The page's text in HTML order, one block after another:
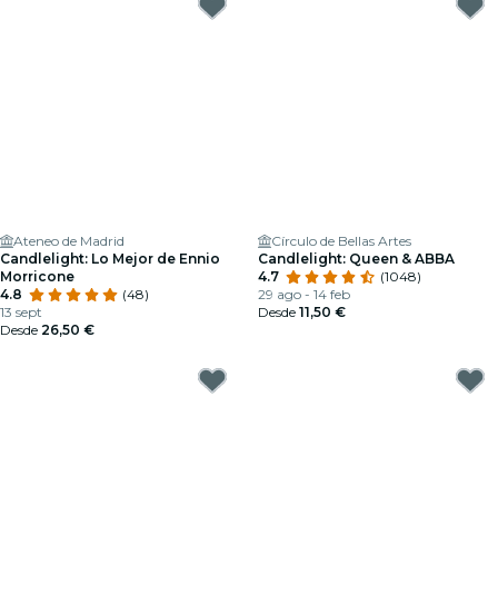
Ateneo de Madrid
Candlelight: Lo Mejor de Ennio
Morricone
4.8
(48)
13 sept
Desde 26,50 €
Círculo de Bellas Artes
Candlelight: Queen & ABBA
4.7
(1048)
29 ago - 14 feb
Desde 11,50 €